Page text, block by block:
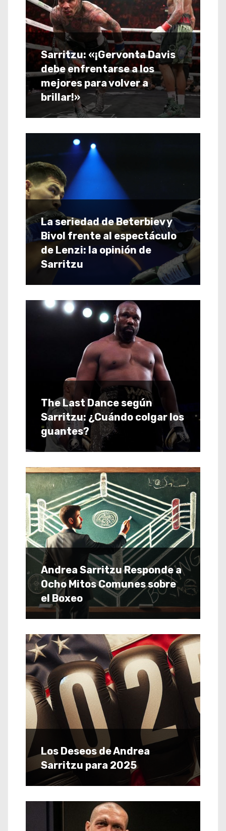
Sarritzu: «¡Gervonta Davis
debe enfrentarse a los
mejores para volver a
brillar!»
La seriedad de Beterbiev y
Bivol frente al espectáculo
de Lenzi: la opinión de
Sarritzu
The Last Dance según
Sarritzu: ¿Cuándo colgar los
guantes?
Andrea Sarritzu Responde a
Ocho Mitos Comunes sobre
el Boxeo
Los Deseos de Andrea
Sarritzu para 2025